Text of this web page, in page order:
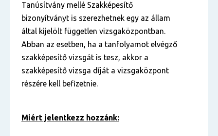
Tanúsítvány mellé Szakképesítő
bizonyítványt is szerezhetnek egy az állam
által kijelölt független vizsgaközpontban.
Abban az esetben, ha a tanfolyamot elvégző
szakképesítő vizsgát is tesz, akkor a
szakképesítő vizsga díját a vizsgaközpont
részére kell befizetnie.
Miért jelentkezz hozzánk: